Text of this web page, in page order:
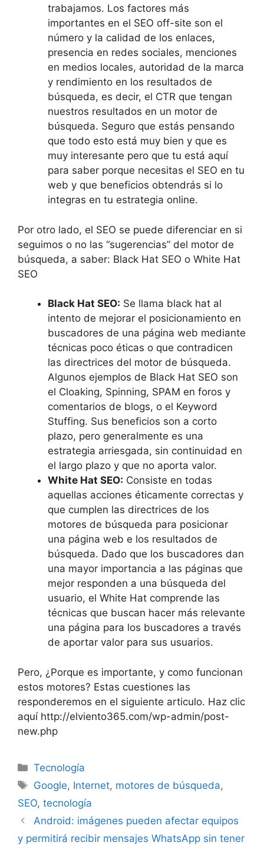
trabajamos. Los factores más
importantes en el SEO off-site son el
número y la calidad de los enlaces,
presencia en redes sociales, menciones
en medios locales, autoridad de la marca
y rendimiento en los resultados de
búsqueda, es decir, el CTR que tengan
nuestros resultados en un motor de
búsqueda. Seguro que estás pensando
que todo esto está muy bien y que es
muy interesante pero que tu está aquí
para saber porque necesitas el SEO en tu
web y que beneficios obtendrás si lo
integras en tu estrategia online.
Por otro lado, el SEO se puede diferenciar en si
seguimos o no las “sugerencias” del motor de
búsqueda, a saber: Black Hat SEO o White Hat
SEO
Black Hat SEO: Se llama black hat al
intento de mejorar el posicionamiento en
buscadores de una página web mediante
técnicas poco éticas o que contradicen
las directrices del motor de búsqueda.
Algunos ejemplos de Black Hat SEO son
el Cloaking, Spinning, SPAM en foros y
comentarios de blogs, o el Keyword
Stuffing. Sus beneficios son a corto
plazo, pero generalmente es una
estrategia arriesgada, sin continuidad en
el largo plazo y que no aporta valor.
White Hat SEO: Consiste en todas
aquellas acciones éticamente correctas y
que cumplen las directrices de los
motores de búsqueda para posicionar
una página web e los resultados de
búsqueda. Dado que los buscadores dan
una mayor importancia a las páginas que
mejor responden a una búsqueda del
usuario, el White Hat comprende las
técnicas que buscan hacer más relevante
una página para los buscadores a través
de aportar valor para sus usuarios.
Pero, ¿Porque es importante, y como funcionan
estos motores? Estas cuestiones las
responderemos en el siguiente articulo. Haz clic
aquí http://elviento365.com/wp-admin/post-
new.php
Categorías
Tecnología
Etiquetas
Google, Internet, motores de búsqueda,
SEO, tecnología
Android: imágenes pueden afectar equipos
y permitirá recibir mensajes WhatsApp sin tener